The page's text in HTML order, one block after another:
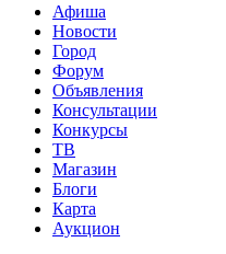
Афиша
Новости
Город
Форум
Объявления
Консультации
Конкурсы
ТВ
Магазин
Блоги
Карта
Аукцион